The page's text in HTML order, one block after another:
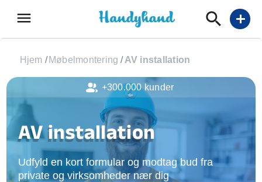
menu add
Hjem / Møbelmontering / AV installation
AV installation
Udfyld en kort formular og modtag bud fra
private og virksomheder nær dig
+300.000 kunder